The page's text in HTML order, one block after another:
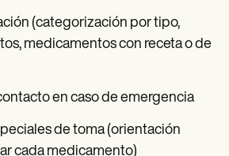
(categorización por tipo,
medicamentos con receta o de
en caso de emergencia
de toma (orientación
cada medicamento)